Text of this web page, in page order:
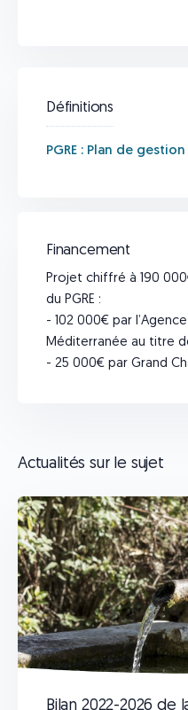
Définitions
PGRE : Plan de
Financement
Projet chiffré à 190
du PGRE :
- 102 000€ par l’Agence
Méditerranée au titre
- 25 000€ par Grand
Actualités sur le sujet
Bilan 2022-2026 de